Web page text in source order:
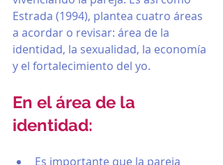
Estrada (1994), plantea cuatro áreas
a acordar o revisar: área de la
identidad, la sexualidad, la economía
y el fortalecimiento del yo.
En el área de la
identidad:
Es importante que la pareja